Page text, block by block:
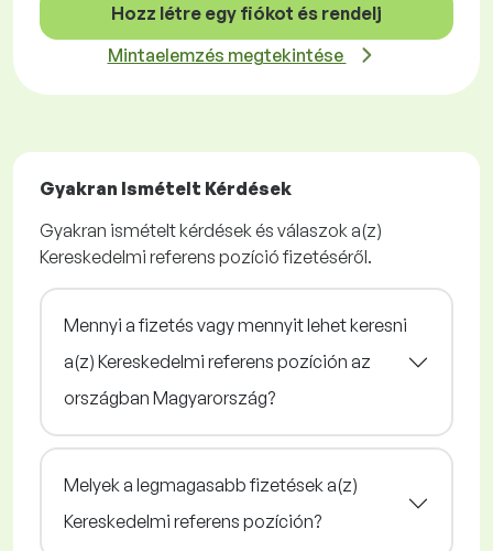
Hozz létre egy fiókot és rendelj
Mintaelemzés megtekintése
Gyakran Ismételt Kérdések
Gyakran ismételt kérdések és válaszok a(z)
Kereskedelmi referens pozíció fizetéséről.
Mennyi a fizetés vagy mennyit lehet keresni
a(z) Kereskedelmi referens pozíción az
országban Magyarország?
Melyek a legmagasabb fizetések a(z)
Kereskedelmi referens pozíción?